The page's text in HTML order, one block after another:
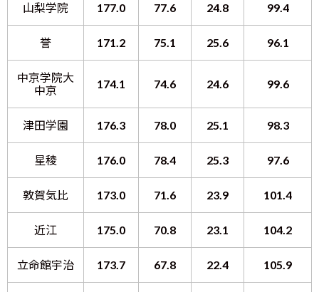
山梨学院 177.0 77.6 24.8 99.4
誉 171.2 75.1 25.6 96.1
中京学院大
中京
174.1 74.6 24.6 99.6
津田学園 176.3 78.0 25.1 98.3
星稜 176.0 78.4 25.3 97.6
敦賀気比 173.0 71.6 23.9 101.4
近江 175.0 70.8 23.1 104.2
立命館宇治 173.7 67.8 22.4 105.9